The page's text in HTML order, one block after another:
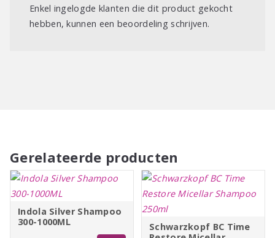
Enkel ingelogde klanten die dit product gekocht
hebben, kunnen een beoordeling schrijven.
Gerelateerde producten
Indola Silver Shampoo
300-1000ML
Schwarzkopf BC Time